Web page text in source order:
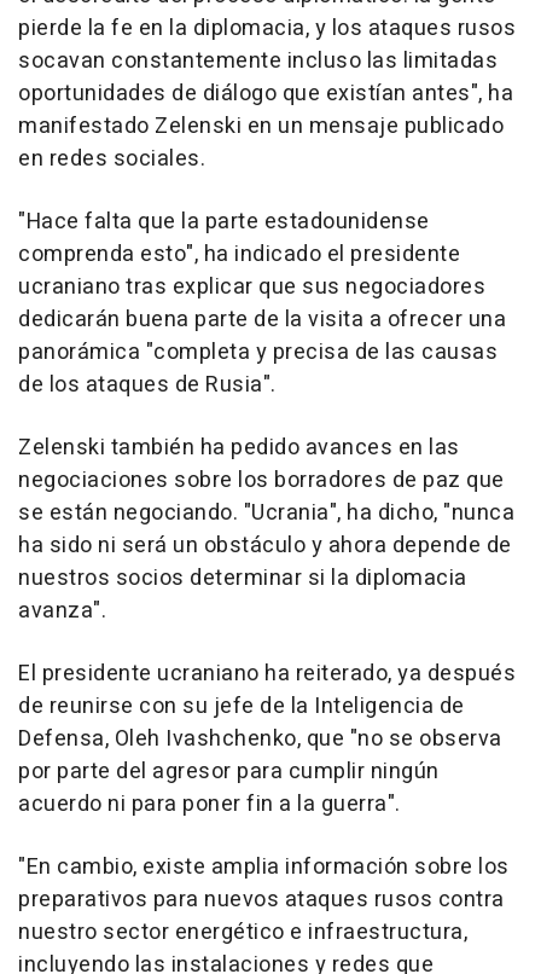
pierde la fe en la diplomacia, y los ataques rusos
socavan constantemente incluso las limitadas
oportunidades de diálogo que existían antes", ha
manifestado Zelenski en un mensaje publicado
en redes sociales.
"Hace falta que la parte estadounidense
comprenda esto", ha indicado el presidente
ucraniano tras explicar que sus negociadores
dedicarán buena parte de la visita a ofrecer una
panorámica "completa y precisa de las causas
de los ataques de Rusia".
Zelenski también ha pedido avances en las
negociaciones sobre los borradores de paz que
se están negociando. "Ucrania", ha dicho, "nunca
ha sido ni será un obstáculo y ahora depende de
nuestros socios determinar si la diplomacia
avanza".
El presidente ucraniano ha reiterado, ya después
de reunirse con su jefe de la Inteligencia de
Defensa, Oleh Ivashchenko, que "no se observa
por parte del agresor para cumplir ningún
acuerdo ni para poner fin a la guerra".
"En cambio, existe amplia información sobre los
preparativos para nuevos ataques rusos contra
nuestro sector energético e infraestructura,
incluyendo las instalaciones y redes que